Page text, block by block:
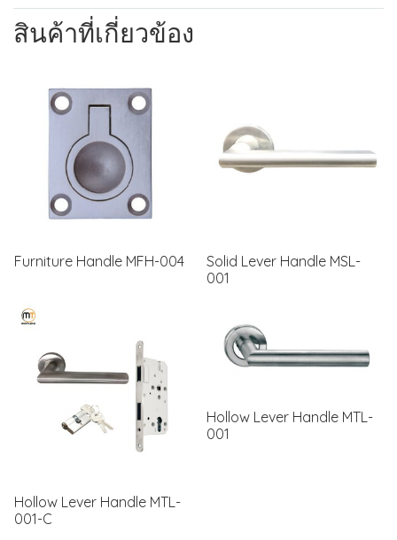
สินค้าที่เกี่ยวข้อง
Furniture Handle MFH-004
Solid Lever Handle MSL-
001
Hollow Lever Handle MTL-
001-C
Hollow Lever Handle MTL-
001